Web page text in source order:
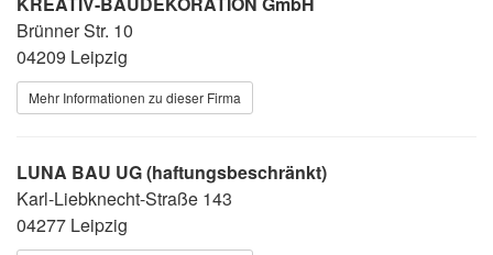
Brünner Str. 10
04209 Leipzig
Mehr Informationen zu dieser Firma
LUNA BAU UG (haftungsbeschränkt)
Karl-Liebknecht-Straße 143
04277 Leipzig